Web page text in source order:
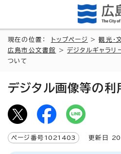
現在の位置： トップページ >観光・
広島市公文書館
>デジタルギャラリ
ついて
デジタル画像等の利
ページ番号 1021403 更新日